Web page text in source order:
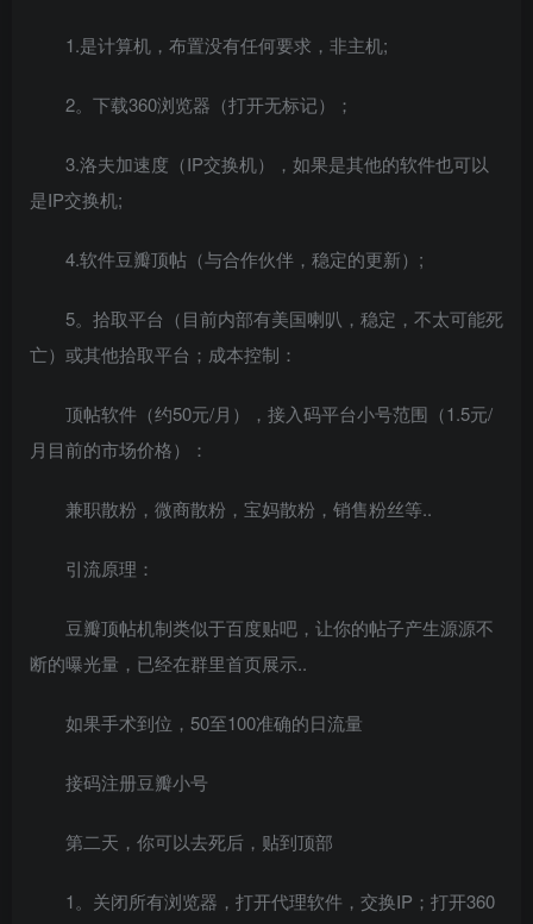
1.是计算机，布置没有任何要求，非主机;
2。下载360浏览器（打开无标记）；
3.洛夫加速度（IP交换机），如果是其他的软件也可以
是IP交换机;
4.软件豆瓣顶帖（与合作伙伴，稳定的更新）;
5。拾取平台（目前内部有美国喇叭，稳定，不太可能死
亡）或其他拾取平台；成本控制：
顶帖软件（约50元/月），接入码平台小号范围（1.5元/
月目前的市场价格）：
兼职散粉，微商散粉，宝妈散粉，销售粉丝等..
引流原理：
豆瓣顶帖机制类似于百度贴吧，让你的帖子产生源源不
断的曝光量，已经在群里首页展示..
如果手术到位，50至100准确的日流量
接码注册豆瓣小号
第二天，你可以去死后，贴到顶部
1。关闭所有浏览器，打开代理软件，交换IP；打开360